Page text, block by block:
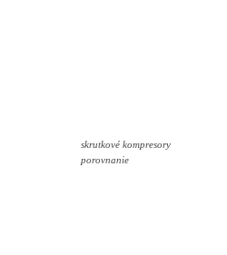
skrutkové kompresory
porovnanie